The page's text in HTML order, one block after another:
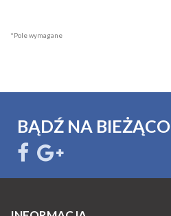
*Pole wymagane
BĄDŹ NA BIEŻĄCO